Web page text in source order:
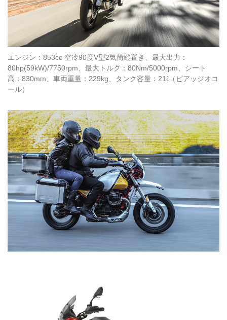
エンジン：853cc 空冷90度V型2気筒縦置き、最大出力：
80hp(59kW)/7750rpm、最大トルク：80Nm/5000rpm、シート
高：830mm、車両重量：229kg、タンク容量：21ℓ（ピアッジオコ
ール）